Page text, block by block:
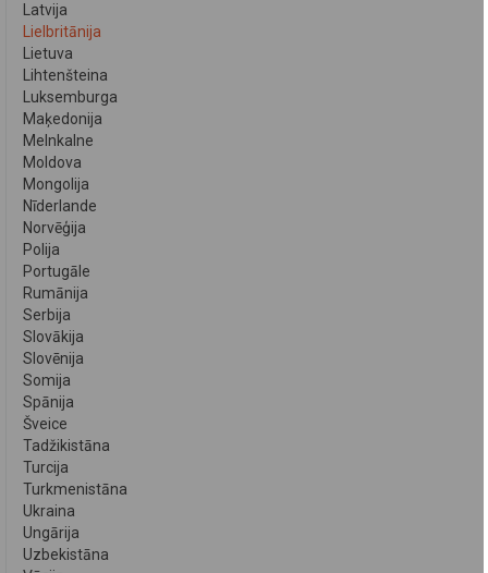
Latvija
Lielbritānija
Lietuva
Lihtenšteina
Luksemburga
Maķedonija
Melnkalne
Moldova
Mongolija
Nīderlande
Norvēģija
Polija
Portugāle
Rumānija
Serbija
Slovākija
Slovēnija
Somija
Spānija
Šveice
Tadžikistāna
Turcija
Turkmenistāna
Ukraina
Ungārija
Uzbekistāna